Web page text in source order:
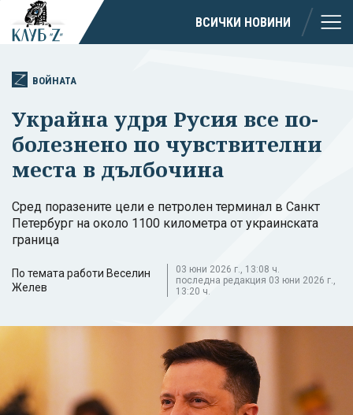
ВСИЧКИ НОВИНИ
ВОЙНАТА
Украйна удря Русия все по-
болезнено по чувствителни
места в дълбочина
Сред поразените цели е петролен терминал в Санкт
Петербург на около 1100 километра от украинската
граница
По темата работи Веселин
Желев
03 юни 2026 г., 13:08 ч.
последна редакция 03 юни 2026 г.,
13:20 ч.